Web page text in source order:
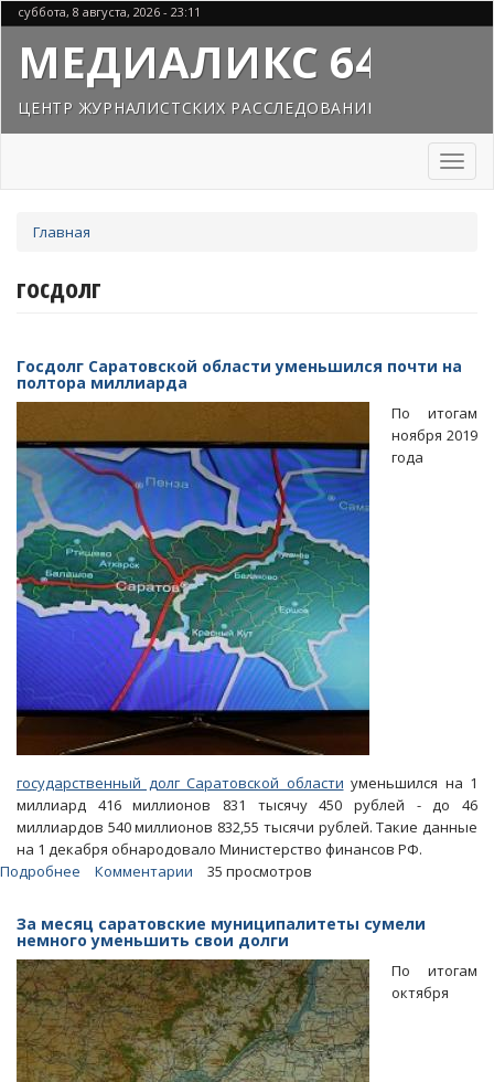
Перейти
к
основному
содержанию
суббота, 8 августа, 2026 - 23:11
МЕДИАЛИКС 64
ЦЕНТР ЖУРНАЛИСТСКИХ РАССЛЕДОВАНИЙ
Toggle
здесь
Главная
госдолг
Госдолг Саратовской области уменьшился почти на
полтора миллиарда
По итогам
ноября 2019
года
государственный долг Саратовской области уменьшился на 1
миллиард 416 миллионов 831 тысячу 450 рублей - до 46
миллиардов 540 миллионов 832,55 тысячи рублей. Такие данные
на 1 декабря обнародовало Министерство финансов РФ.
Подробнее
области
уменьшился
почти
на
полтора
миллиарда
Комментарии 35 просмотров
За месяц саратовские муниципалитеты сумели
немного уменьшить свои долги
По итогам
октября